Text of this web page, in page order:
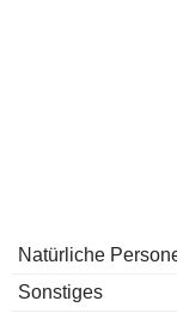
Natürliche
Sonstiges